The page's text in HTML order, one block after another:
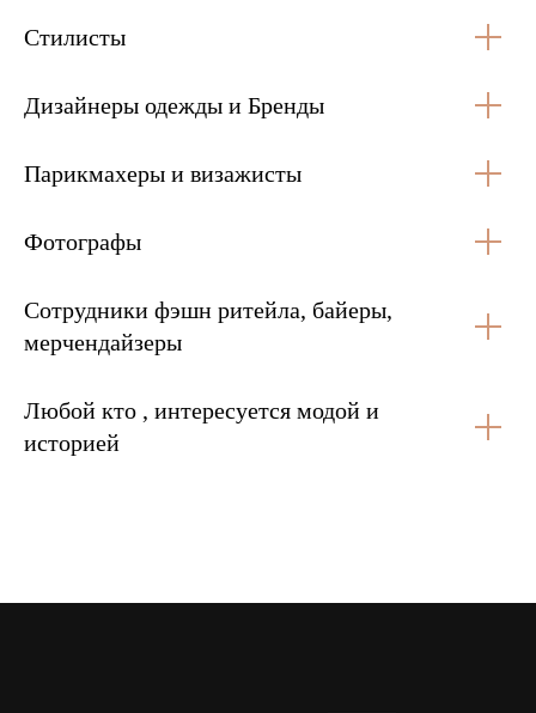
Стилисты
Дизайнеры одежды и Бренды
Парикмахеры и визажисты
Фотографы
Сотрудники фэшн ритейла, байеры,
мерчендайзеры
Любой кто , интересуется модой и
историей